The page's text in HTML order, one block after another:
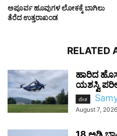
ಅಪೂರ್ವ ಹೂವುಗಳ ಲೋಕಕ್ಕೆ ಬಾಗಿಲು
ತೆರೆದ ಉತ್ತರಾಖಂಡ
RELATED
ಹಾರಿದ
ಯಶಸ್ವಿ
ದೇಶ
August 7, 2026